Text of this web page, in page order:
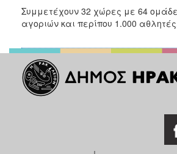
Συμμετέχουν 32 χώρες με 64
αγοριών και περίπου 1.000